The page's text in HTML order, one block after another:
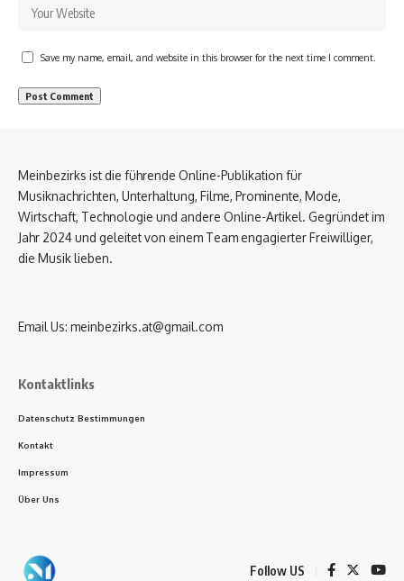
Save my name, email, and website in this browser for the next time I comment.
Meinbezirks ist die führende Online-Publikation für
Musiknachrichten, Unterhaltung, Filme, Prominente, Mode,
Wirtschaft, Technologie und andere Online-Artikel. Gegründet im
Jahr 2024 und geleitet von einem Team engagierter Freiwilliger,
die Musik lieben.
Email Us: meinbezirks.at@gmail.com
Kontaktlinks
Datenschutz Bestimmungen
Kontakt
Impressum
Über Uns
Follow US